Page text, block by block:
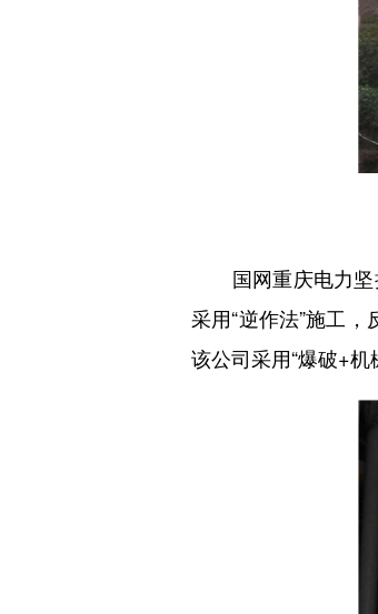
国网重庆电力坚
采用“逆作法”施工
该公司采用“爆破+机